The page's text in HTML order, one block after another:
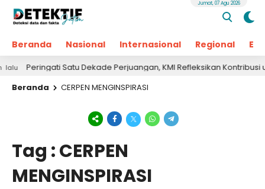
Beranda Nasional Internasional Regional
Jumat, 07 Agu 2026
Peringati Satu Dekade Perjuangan, KMI Refleksikan Kontribusi
Beranda
CERPEN MENGINSPIRASI
Tag : CERPEN
MENGINSPIRASI